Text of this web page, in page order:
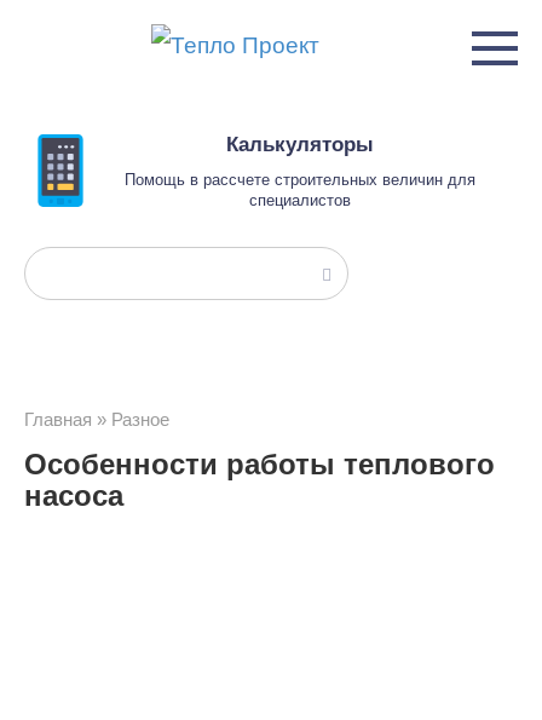
Калькуляторы
Помощь в рассчете строительных величин для
специалистов
Поиск:
Главная » Разное
Особенности работы теплового
насоса